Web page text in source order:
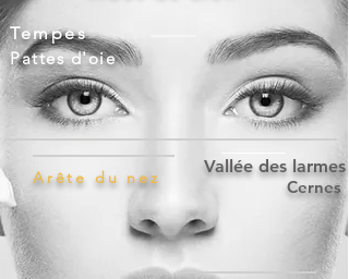
Tempes
​Pattes d'oie
Vallée des larmes
Cernes
Arête du nez